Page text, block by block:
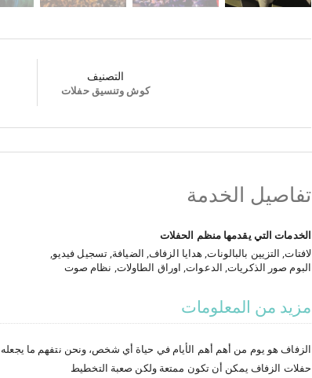
التصنيف
كوش وتنسيق حفلات
تفاصيل الخدمة
الخدمات التي يقدمها منظم الحفلات
لافتات, التزيين بالبالونات, هدايا الزفاف, الضيافة, تسجيل فيديو,
البوم صور الذكريات, الدعوات, اوراق الطاولات, نظام صوت
حفلات الزفاف
مزيد من المعلومات
الزفاف هو يوم من أهم أهم الأيام في حياة أي شخص، ونحن نتفهم ما يجعله
حفلات الزفاف يمكن أن تكون ممتعة ولكن صعبة التخطيط